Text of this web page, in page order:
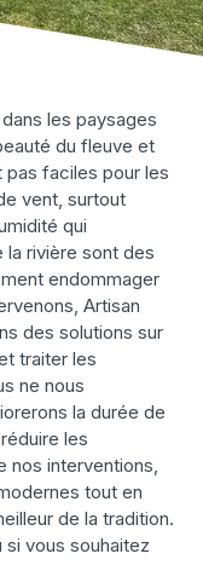
les paysages
du fleuve et
faciles pour les
vent, surtout
qui
la rivière sont des
endommager
Artisan
des solutions sur
traiter les
ne nous
la durée de
les
nos interventions,
tout en
de la tradition.
vous souhaitez